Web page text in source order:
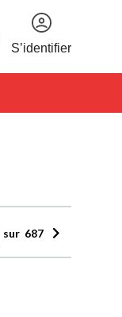
S’identifier
sur 687